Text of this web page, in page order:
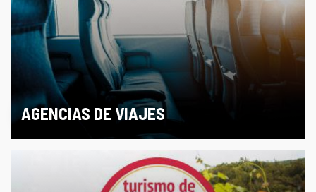
AGENCIAS DE VIAJES